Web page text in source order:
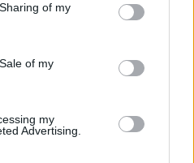
of my
of my
my
Advertising.